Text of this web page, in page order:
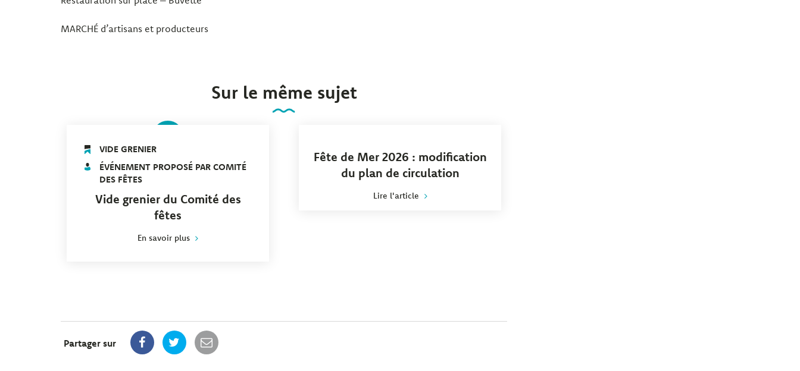
MARCHÉ d’artisans et producteurs
Sur le même sujet
VIDE GRENIER
ÉVÉNEMENT PROPOSÉ PAR COMITÉ
DES FÊTES
Vide grenier du Comité des
fêtes
En savoir plus
Fête de Mer 2026 : modification
du plan de circulation
Lire l'article
Partager sur